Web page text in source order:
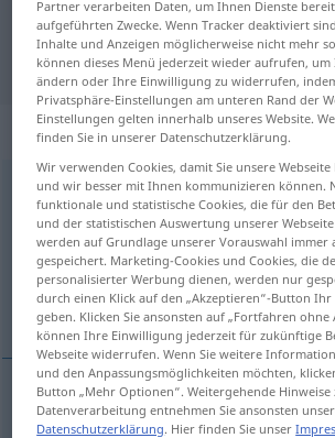
"Zimt" Isländisch
„Zimt“: Maskulinum
Zimtm
Übersicht aller Übersetzungen
(Für mehr Details die Übersetzung
kanill
kanillm Zimt
Partner verarbeiten Daten, um Ihnen Dienste
aufgeführten Zwecke. Wenn Tracker deaktiviert
Inhalte und Anzeigen möglicherweise nicht mehr
können dieses Menü jederzeit wieder aufrufen,
ändern oder Ihre Einwilligung zu widerrufen,
Privatsphäre-Einstellungen am unteren Rand der
Einstellungen gelten innerhalb unseres Website.
finden Sie in unserer Datenschutzerklärung.
Wir verwenden Cookies, damit Sie unsere
und wir besser mit Ihnen kommunizieren können.
funktionale und statistische Cookies, die für den
und der statistischen Auswertung unserer
werden auf Grundlage unserer Vorauswahl immer
gespeichert. Marketing-Cookies und Cookies, die
personalisierter Werbung dienen, werden nur
durch einen Klick auf den „Akzeptieren“-Button
geben. Klicken Sie ansonsten auf „Fortfahren ohne
können Ihre Einwilligung jederzeit für zukünftige
Webseite widerrufen. Wenn Sie weitere
und den Anpassungsmöglichkeiten möchten,
Button „Mehr Optionen“. Weitergehende Hinweise
Datenverarbeitung entnehmen Sie ansonsten
Datenschutzerklärung. Hier finden Sie unser